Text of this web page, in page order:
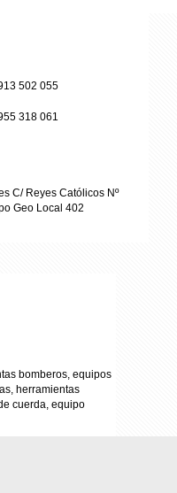
502 055
318 061
C/ Reyes Católicos Nº
Geo Local 402
bomberos, equipos
herramientas
cuerda, equipo